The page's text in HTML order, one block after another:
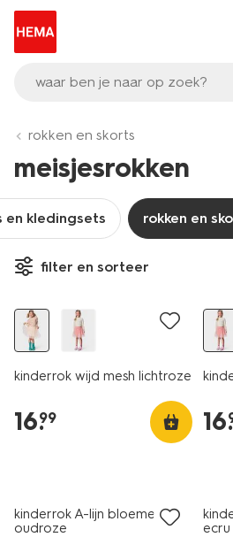
waar ben je naar op zoek?
rokken en skorts
meisjesrokken
en kledingsets rokken en
filter en sorteer
nieuw
kinderrok wijd mesh lichtroze
16.
99 16.
kinderrok A-lijn bloemen
oudroze
ecru